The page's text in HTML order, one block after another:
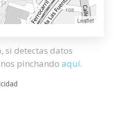
Leaflet
si detectas datos
pinchando aquí.